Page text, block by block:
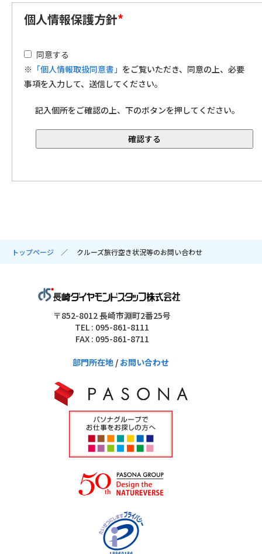
個人情報保護方針*
同意する
※ 「個人情報取扱同意書」 をご覧いただき、同意の上、必要
事項を入力して、送信してください。
記入個所をご確認の上、下のボタンを押してください。
トップページ クルーズ旅行空き状況等のお問い合わせ
〒852-8012 長崎市淵町2番25号
TEL : 095-861-8111
FAX : 095-861-8711
部門所在地 / お問い合わせ